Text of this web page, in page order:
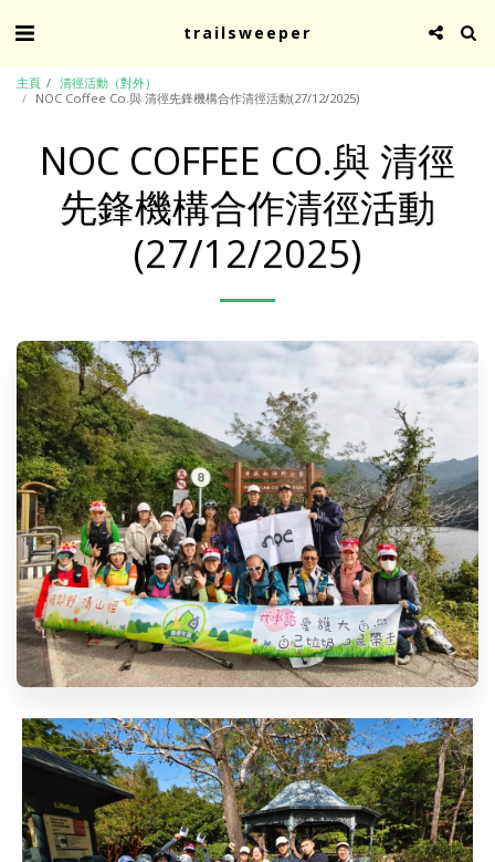
trailsweeper
主頁
清徑活動（對外）
NOC Coffee Co.與 清徑先鋒機構合作清徑活動(27/12/2025)
NOC COFFEE CO.與 清徑
先鋒機構合作清徑活動
(27/12/2025)